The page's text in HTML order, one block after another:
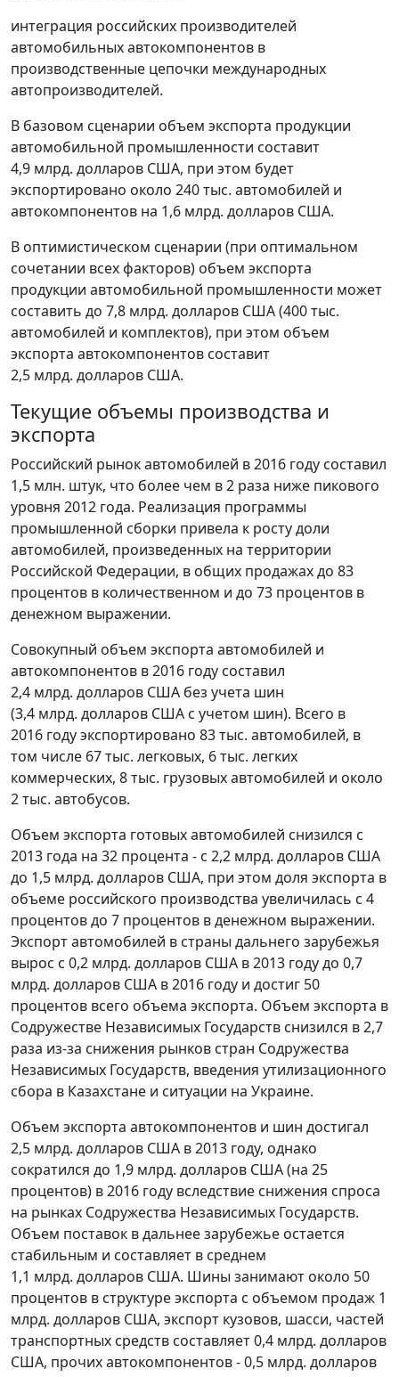
интеграция российских производителей
автомобильных автокомпонентов в
производственные цепочки международных
автопроизводителей.
В базовом сценарии объем экспорта продукции
автомобильной промышленности составит
4,9 млрд. долларов США, при этом будет
экспортировано около 240 тыс. автомобилей и
автокомпонентов на 1,6 млрд. долларов США.
В оптимистическом сценарии (при оптимальном
сочетании всех факторов) объем экспорта
продукции автомобильной промышленности может
составить до 7,8 млрд. долларов США (400 тыс.
автомобилей и комплектов), при этом объем
экспорта автокомпонентов составит
2,5 млрд. долларов США.
Текущие объемы производства и
экспорта
Российский рынок автомобилей в 2016 году составил
1,5 млн. штук, что более чем в 2 раза ниже пикового
уровня 2012 года. Реализация программы
промышленной сборки привела к росту доли
автомобилей, произведенных на территории
Российской Федерации, в общих продажах до 83
процентов в количественном и до 73 процентов в
денежном выражении.
Совокупный объем экспорта автомобилей и
автокомпонентов в 2016 году составил
2,4 млрд. долларов США без учета шин
(3,4 млрд. долларов США с учетом шин). Всего в
2016 году экспортировано 83 тыс. автомобилей, в
том числе 67 тыс. легковых, 6 тыс. легких
коммерческих, 8 тыс. грузовых автомобилей и около
2 тыс. автобусов.
Объем экспорта готовых автомобилей снизился с
2013 года на 32 процента - с 2,2 млрд. долларов США
до 1,5 млрд. долларов США, при этом доля экспорта в
объеме российского производства увеличилась с 4
процентов до 7 процентов в денежном выражении.
Экспорт автомобилей в страны дальнего зарубежья
вырос с 0,2 млрд. долларов США в 2013 году до 0,7
млрд. долларов США в 2016 году и достиг 50
процентов всего объема экспорта. Объем экспорта в
Содружестве Независимых Государств снизился в 2,7
раза из-за снижения рынков стран Содружества
Независимых Государств, введения утилизационного
сбора в Казахстане и ситуации на Украине.
Объем экспорта автокомпонентов и шин достигал
2,5 млрд. долларов США в 2013 году, однако
сократился до 1,9 млрд. долларов США (на 25
процентов) в 2016 году вследствие снижения спроса
на рынках Содружества Независимых Государств.
Объем поставок в дальнее зарубежье остается
стабильным и составляет в среднем
1,1 млрд. долларов США. Шины занимают около 50
процентов в структуре экспорта с объемом продаж 1
млрд. долларов США, экспорт кузовов, шасси, частей
транспортных средств составляет 0,4 млрд. долларов
США, прочих автокомпонентов - 0,5 млрд. долларов